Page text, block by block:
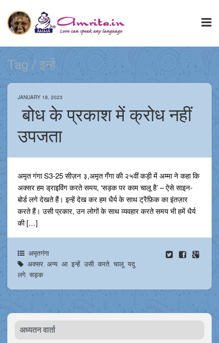
Tag / इन्हें
JANUARY 18, 2023
बोध के प्रकाश में क्रोध नहीं
उपजता
अमृत गंगा S3-25 सीज़न ३,अमृत गँगा की २५वीं कड़ी में अम्मा ने कहा कि
अक्सर हम ड्राइविंग करते समय, ‘सड़क पर काम चालू है’ – ऐसे साइन-
बोर्ड लगे देखते हैं। इन्हें देख कर हम धैर्य के साथ ट्रैफ़िक का इंतज़ार
करते हैं। उसी प्रकार, उन लोगों के साथ व्यवहार करते समय भी हमें धैर्य
की […]
अमृतगंगा
अक्सर, अन्य, आ, इन्हें, उसी, करते, चालू, यदु,
लगे, सड़क
अध्यतन वार्ता